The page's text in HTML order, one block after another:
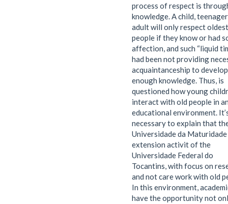
process of respect is
knowledge. A child,
adult will only respect oldest
people if they know or had
affection, and such “liquid
had been not providing
acquaintanceship to develop
enough knowledge. Thus, is
questioned how young
interact with old people in
educational environment.
necessary to explain that
Universidade da Maturidade
extension activit of the
Universidade Federal do
Tocantins, with focus on
and not care work with old
In this environment,
have the opportunity not